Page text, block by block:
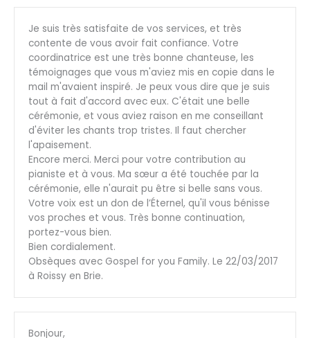
Je suis très satisfaite de vos services, et très
contente de vous avoir fait confiance. Votre
coordinatrice est une très bonne chanteuse, les
témoignages que vous m'aviez mis en copie dans le
mail m'avaient inspiré. Je peux vous dire que je suis
tout à fait d'accord avec eux. C'était une belle
cérémonie, et vous aviez raison en me conseillant
d'éviter les chants trop tristes. Il faut chercher
l'apaisement.
Encore merci. Merci pour votre contribution au
pianiste et à vous. Ma sœur a été touchée par la
cérémonie, elle n'aurait pu être si belle sans vous.
Votre voix est un don de l’Éternel, qu'il vous bénisse
vos proches et vous. Très bonne continuation,
portez-vous bien.
Bien cordialement.
Obsèques avec Gospel for you Family. Le 22/03/2017
à Roissy en Brie.
Bonjour,